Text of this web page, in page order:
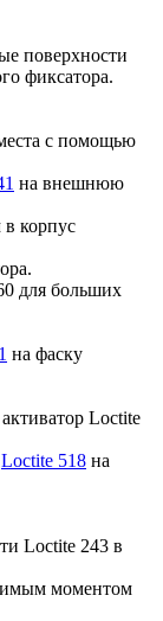
поверхности
фиксатора.
с помощью
на внешнюю
корпус
для больших
на фаску
Loctite
Loctite 518 на
Loctite 243 в
моментом